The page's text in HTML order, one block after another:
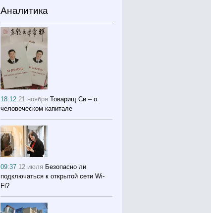
Аналитика
18:1221 ноября Товарищ Си – о
человеческом капитале
09:37 12 июля Безопасно ли
подключаться к открытой сети Wi-
Fi?